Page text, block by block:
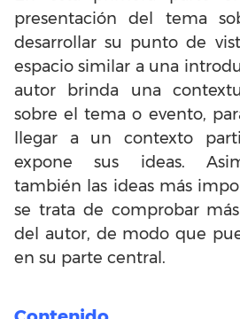
presentación del tema
desarrollar su punto de
espacio similar a una
autor brinda una
sobre el tema o evento,
llegar a un contexto
expone sus ideas.
también las ideas más
se trata de comprobar
del autor, de modo que
en su parte central.